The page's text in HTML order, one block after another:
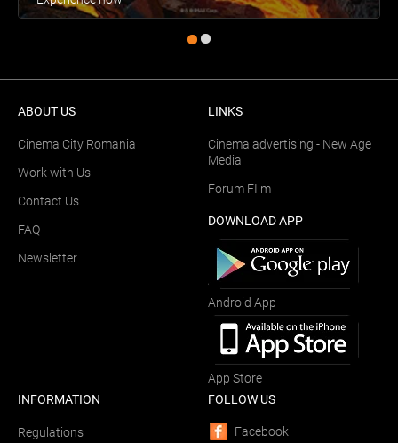
ABOUT US
Cinema City Romania
Work with Us
Contact Us
FAQ
Newsletter
LINKS
Cinema advertising - New Age
Media
Forum FIlm
DOWNLOAD APP
Android App
App Store
INFORMATION
Regulations
FOLLOW US
Facebook